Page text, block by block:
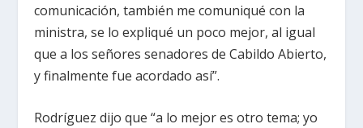
comunicación, también me comuniqué con la
ministra, se lo expliqué un poco mejor, al igual
que a los señores senadores de Cabildo Abierto,
y finalmente fue acordado así”.
Rodríguez dijo que “a lo mejor es otro tema; yo